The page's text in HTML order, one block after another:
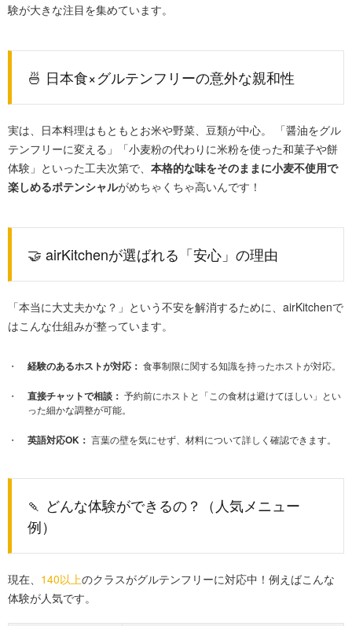
験が大きな注目を集めています。
🍜 日本食×グルテンフリーの意外な親和性
実は、日本料理はもともとお米や野菜、豆類が中心。 「醤油をグル
テンフリーに変える」「小麦粉の代わりに米粉を使った和菓子や餅
体験」といった工夫次第で、 本格的な味をそのままに小麦不使用で
楽しめるポテンシャルがめちゃくちゃ高いんです！
🤝 airKitchenが選ばれる「安心」の理由
「本当に大丈夫かな？」という不安を解消するために、airKitchenで
はこんな仕組みが整っています。
経験のあるホストが対応： 食事制限に関する知識を持ったホストが対応。
直接チャットで相談： 予約前にホストと「この食材は避けてほしい」とい
った細かな調整が可能。
英語対応OK： 言葉の壁を気にせず、材料について詳しく確認できます。
🍡 どんな体験ができるの？（人気メニュー
例）
現在、 140以上のクラスがグルテンフリーに対応中！例えばこんな
体験が人気です。